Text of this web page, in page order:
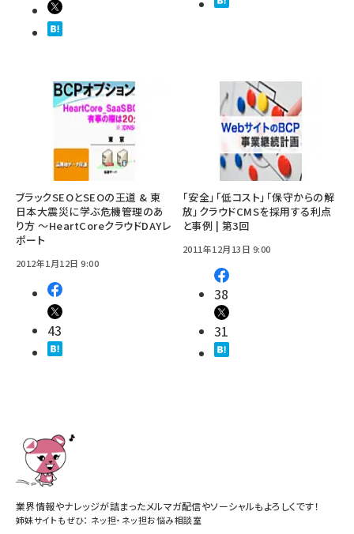
ブラックSEOとSEOの王道 & 東
日本大震災に学ぶ危機管理のあ
り方 ～HeartCoreクラウドDAYレ
ポート
2012年1月12日 9:00
43
「安全」「低コスト」「保守からの解
放」クラウドCMSを採用する利点
と事例 | 第3回
2011年12月13日 9:00
38
31
業界情報やナレッジが詰まったメルマガ配信やソーシャルもよろしくです！
姉妹サイトもぜひ： ネッ担・ ネッ担お悩み相談室